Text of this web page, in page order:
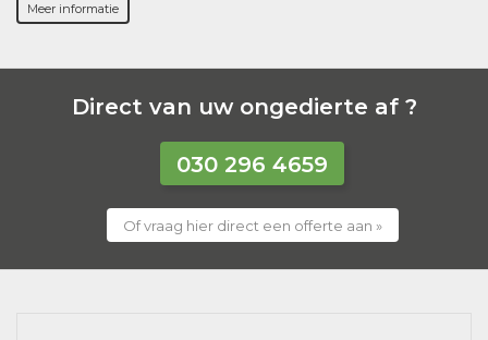
Meer informatie
Direct van uw ongedierte af ?
030 296 4659
Of vraag hier direct een offerte aan »